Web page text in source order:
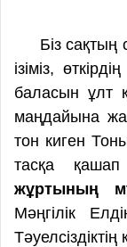
Біз сақтың
ізіміз,
баласын ұлт
маңдайына
тон киген
тасқа
жұртының
Мәңгілік